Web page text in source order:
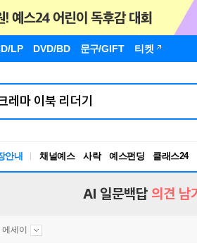
LP DVD/BD 문구/GIFT 티켓
안내 채널예스 사락 예스펀딩 클래스24
AI 일문백답 의견 남
세이